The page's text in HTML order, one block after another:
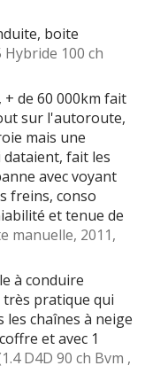
boite
Hybride 100 ch
+ de 60 000km fait
sur l'autoroute,
mais une
dataient, fait les
avec voyant
freins, conso
et tenue de
manuelle, 2011,
à conduire
pratique qui
les chaînes à neige
et avec 1
D4D 90 ch Bvm ,